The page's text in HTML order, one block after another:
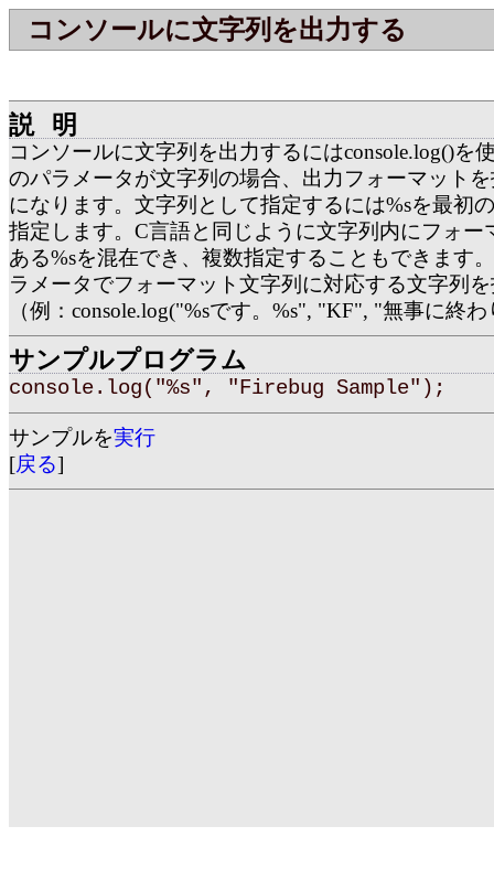
コンソールに文字列を出力する
説明
コンソールに文字列を出力するにはconsole.log()を
のパラメータが文字列の場合、出力フォーマット
になります。文字列として指定するには%sを最初
指定します。C言語と同じように文字列内にフォー
ある%sを混在でき、複数指定することもできます
ラメータでフォーマット文字列に対応する文字列
（例：console.log("%sです。%s", "KF", "無事に終
サンプルプログラム
console.log("%s", "Firebug Sample");
サンプルを実行
[戻る]